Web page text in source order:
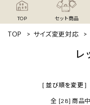
TOP セット商品
TOP > サイズ変更対応 >
レ
[ 並び順を変更 ]
全 [28] 商品